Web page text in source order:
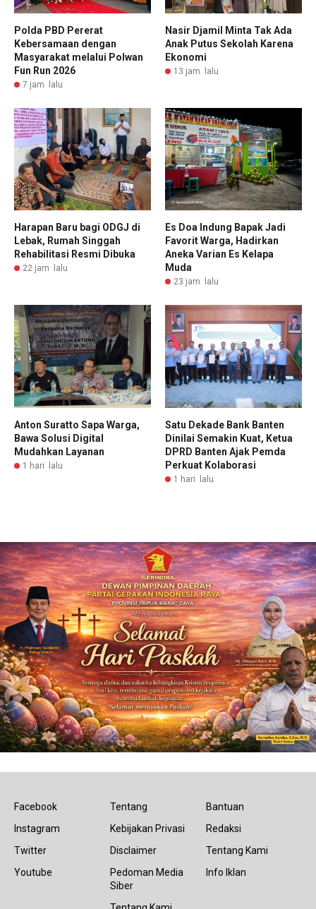
Polda PBD Pererat
Kebersamaan dengan
Masyarakat melalui Polwan
Fun Run 2026
7 jam lalu
Nasir Djamil Minta Tak Ada
Anak Putus Sekolah Karena
Ekonomi
13 jam lalu
Harapan Baru bagi ODGJ di
Lebak, Rumah Singgah
Rehabilitasi Resmi Dibuka
22 jam lalu
Es Doa Indung Bapak Jadi
Favorit Warga, Hadirkan
Aneka Varian Es Kelapa
Muda
23 jam lalu
Anton Suratto Sapa Warga,
Bawa Solusi Digital
Mudahkan Layanan
1 hari lalu
Satu Dekade Bank Banten
Dinilai Semakin Kuat, Ketua
DPRD Banten Ajak Pemda
Perkuat Kolaborasi
1 hari lalu
Facebook
Instagram
Twitter
Youtube
Tentang
Kebijakan Privasi
Disclaimer
Pedoman Media
Siber
Bantuan
Redaksi
Tentang Kami
Info Iklan